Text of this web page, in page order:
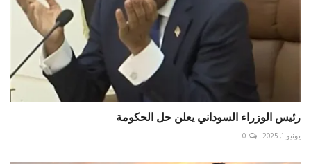
رئيس الوزراء السوداني يعلن حل الحكومة
يونيو 1, 2025 0